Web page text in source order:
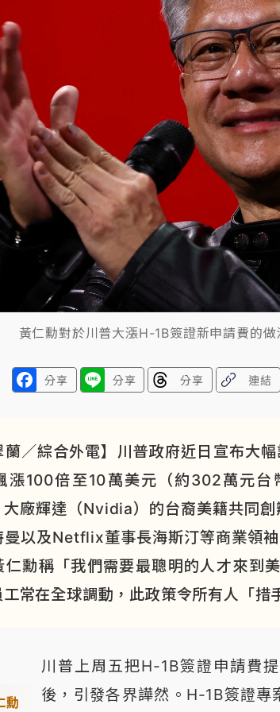
中颱白海豚雨彈轟3天 「紅到發紫」降雨熱
黃仁勳對於川普大漲H-1B簽證新申請費的
分享 分享 分享 連結
蘭／綜合外電】川普政府近日宣布大
漲100倍至10萬美元（約302萬元台
大廠輝達（Nvidia）的台裔美籍共同
曼以及Netflix董事長海斯汀等商業領
仁勳稱「我們需要最聰明的人才來到
常在全球調動，此政策令所有人「措
勳
川普上周五把H-1B簽證申請費
後，引發各界譁然。H-1B簽證